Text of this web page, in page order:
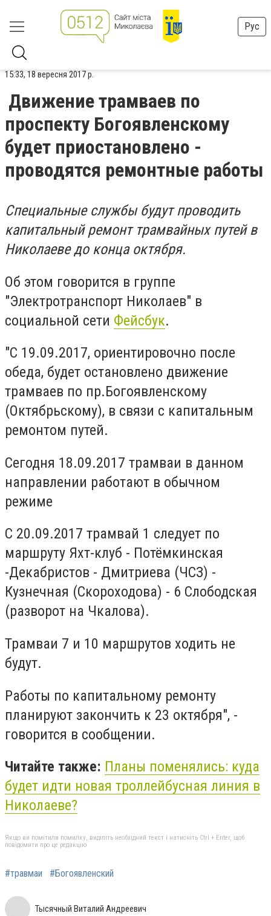
Рус
15:33, 18 вересня 2017 р.
Движение трамваев по
проспекту Богоявленскому
будет приостановлено -
проводятся ремонтные работы
Специальные службы будут проводить
капитальный ремонт трамвайных путей в
Николаеве до конца октября.
Об этом говорится в группе
"Электротранспорт Николаев" в
социальной сети Фейсбук.
"С 19.09.2017, ориентировочно после
обеда, будет остановлено движение
трамваев по пр.Богоявленскому
(Октябрьскому), в связи с капитальным
ремонтом путей.
Сегодня 18.09.2017 трамваи в данном
направлении работают в обычном
режиме
С 20.09.2017 трамвай 1 следует по
маршруту Яхт-клуб - Потёмкинская
-Декабристов - Дмитриева (ЧСЗ) -
Кузнечная (Скороходова) - 6 Слободская
(разворот на Чкалова).
Трамваи 7 и 10 маршрутов ходить не
будут.
Работы по капитальному ремонту
планируют закончить к 23 октября", -
говорится в сообщении.
Читайте также: Планы поменялись: куда
будет идти новая троллейбусная линия в
Николаеве?
Якщо ви помітили помилку, виділіть необхідний текст і натисніть Ctrl + Enter, щоб
повідомити про це редакцію
#травмаи #Богоявленский
Тысячный Виталий Андреевич